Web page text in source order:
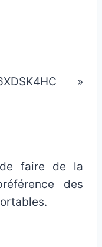
»
faire de la
des